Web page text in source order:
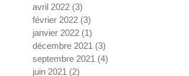
avril 2022 (3)
février 2022 (3)
janvier 2022 (1)
décembre 2021 (3)
septembre 2021 (4)
juin 2021 (2)